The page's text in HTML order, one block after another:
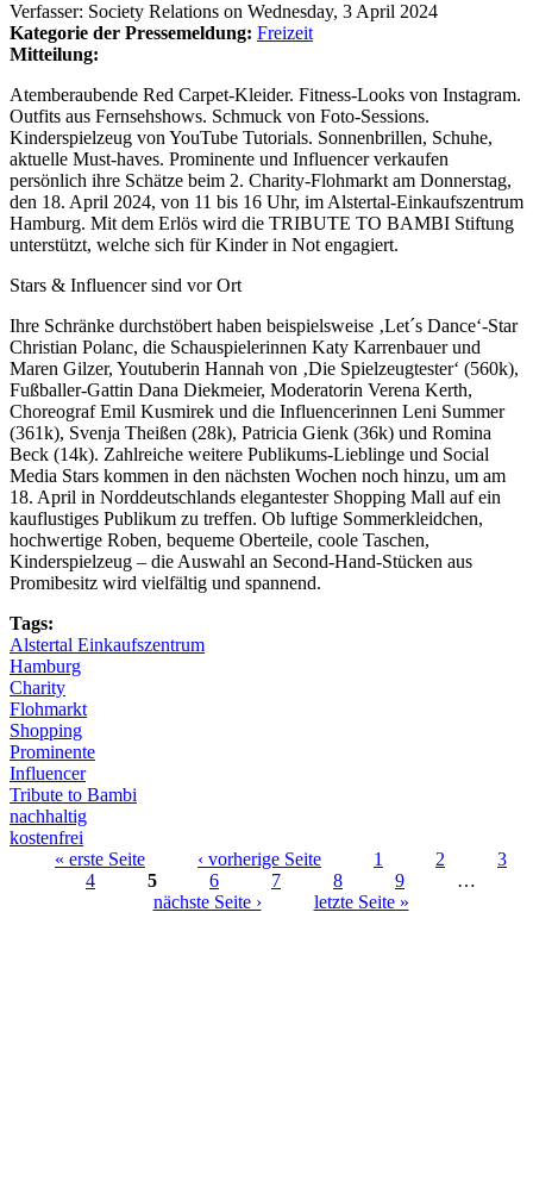
Verfasser: Society Relations on Wednesday, 3 April 2024
Kategorie der Pressemeldung: Freizeit
Mitteilung:
Atemberaubende Red Carpet-Kleider. Fitness-Looks von Instagram.
Outfits aus Fernsehshows. Schmuck von Foto-Sessions.
Kinderspielzeug von YouTube Tutorials. Sonnenbrillen, Schuhe,
aktuelle Must-haves. Prominente und Influencer verkaufen
persönlich ihre Schätze beim 2. Charity-Flohmarkt am Donnerstag,
den 18. April 2024, von 11 bis 16 Uhr, im Alstertal-Einkaufszentrum
Hamburg. Mit dem Erlös wird die TRIBUTE TO BAMBI Stiftung
unterstützt, welche sich für Kinder in Not engagiert.
Stars & Influencer sind vor Ort
Ihre Schränke durchstöbert haben beispielsweise ‚Let´s Dance‘-Star
Christian Polanc, die Schauspielerinnen Katy Karrenbauer und
Maren Gilzer, Youtuberin Hannah von ‚Die Spielzeugtester‘ (560k),
Fußballer-Gattin Dana Diekmeier, Moderatorin Verena Kerth,
Choreograf Emil Kusmirek und die Influencerinnen Leni Summer
(361k), Svenja Theißen (28k), Patricia Gienk (36k) und Romina
Beck (14k). Zahlreiche weitere Publikums-Lieblinge und Social
Media Stars kommen in den nächsten Wochen noch hinzu, um am
18. April in Norddeutschlands elegantester Shopping Mall auf ein
kauflustiges Publikum zu treffen. Ob luftige Sommerkleidchen,
hochwertige Roben, bequeme Oberteile, coole Taschen,
Kinderspielzeug – die Auswahl an Second-Hand-Stücken aus
Promibesitz wird vielfältig und spannend.
Tags:
Alstertal Einkaufszentrum
Hamburg
Charity
Flohmarkt
Shopping
Prominente
Influencer
Tribute to Bambi
nachhaltig
kostenfrei
« erste Seite ‹ vorherige Seite 1 2
3
4
5 6 7 8 9
…
nächste Seite ›
letzte Seite »